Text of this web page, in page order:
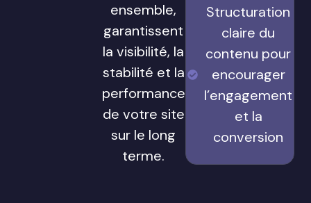
ensemble,
garantissent
la visibilité, la
stabilité et la
performance
de votre site
sur le long
terme.
Structuration
claire du
contenu pour
encourager
l’engagement
et la
conversion